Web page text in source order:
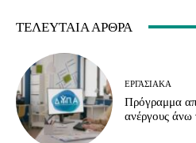
ΤΕΛΕΥΤΑΊΑ ΆΡΘΡΑ
ΕΡΓΑΣΙΑΚΆ
Πρόγραμμα
ανέργους